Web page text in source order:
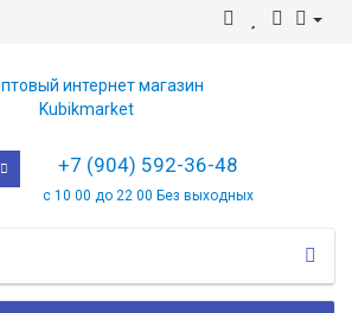
+7 (904) 592-36-48
с 10 00 до 22 00 Без выходных